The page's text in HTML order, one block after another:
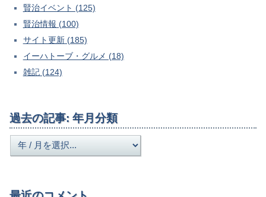
賢治イベント (125)
賢治情報 (100)
サイト更新 (185)
イーハトーブ・グルメ (18)
雑記 (124)
過去の記事: 年月分類